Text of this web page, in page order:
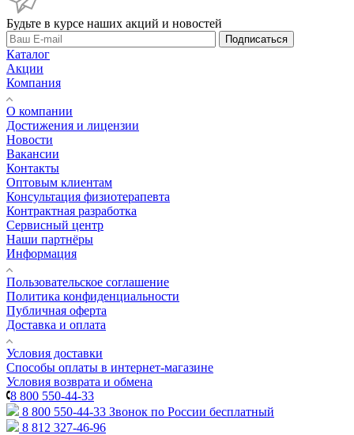
Будьте в курсе наших акций и новостей
Подписаться
Каталог
Акции
Компания
О компании
Достижения и лицензии
Новости
Вакансии
Контакты
Оптовым клиентам
Консультация физиотерапевта
Контрактная разработка
Сервисный центр
Наши партнёры
Информация
Пользовательское соглашение
Политика конфиденциальности
Публичная оферта
Доставка и оплата
Условия доставки
Способы оплаты в интернет-магазине
Условия возврата и обмена
8 800 550-44-33
8 800 550-44-33 Звонок по России бесплатный
8 812 327-46-96